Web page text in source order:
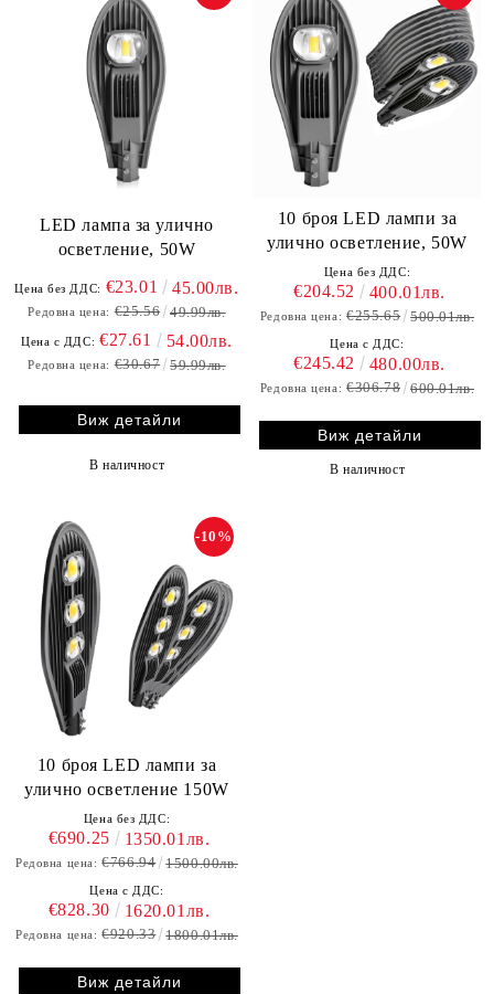
LED лампа за улично
осветление, 50W
Цена без ДДС: €23.01 45.00лв.
Редовна цена: €25.56 49.99лв.
Цена с ДДС: €27.61 54.00лв.
Редовна цена: €30.67 59.99лв.
Виж детайли
В наличност
10 броя LED лампи за
улично осветление, 50W
Цена без ДДС:
€204.52 400.01лв.
Редовна цена: €255.65 500.01лв.
Цена с ДДС:
€245.42 480.00лв.
Редовна цена: €306.78 600.01лв.
Виж детайли
В наличност
10 броя LED лампи за
улично осветление 150W
-10%
Цена без ДДС:
€690.25 1350.01лв.
Редовна цена: €766.94 1500.00лв.
Цена с ДДС:
€828.30 1620.01лв.
Редовна цена: €920.33 1800.01лв.
Виж детайли